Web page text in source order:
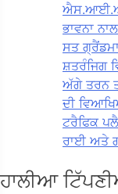
ਭਾਵਨਾ
ਸਤ
ਸ਼ਤਰੰਜਿਗ
ਅੱਗੇ ਤਰਨ
ਦੀ
ਟਰੈਫਿਕ
ਰਾਈ ਅਤੇ
ਹਾਲੀਆ